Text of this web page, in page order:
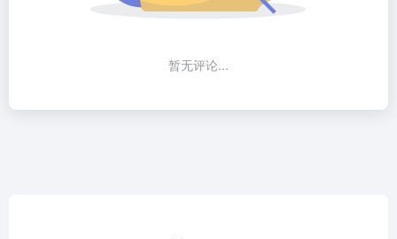
暂无评论...